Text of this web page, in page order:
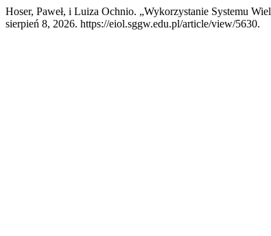
Hoser, Paweł, i Luiza Ochnio. „Wykorzystanie Systemu
sierpień 8, 2026. https://eiol.sggw.edu.pl/article/view/5630.